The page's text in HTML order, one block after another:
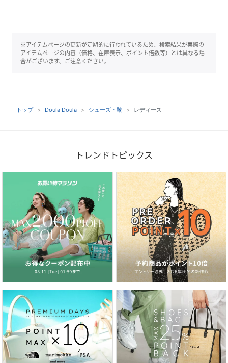
※アイテムページの更新が定期的に行われているため、検索結果が実際の
アイテムページの内容（価格、在庫表示、ポイント倍数等）とは異なる場
合がございます。ご注意ください。
トップ Doula Doula シューズ・靴 レディース
トレンドトピックス